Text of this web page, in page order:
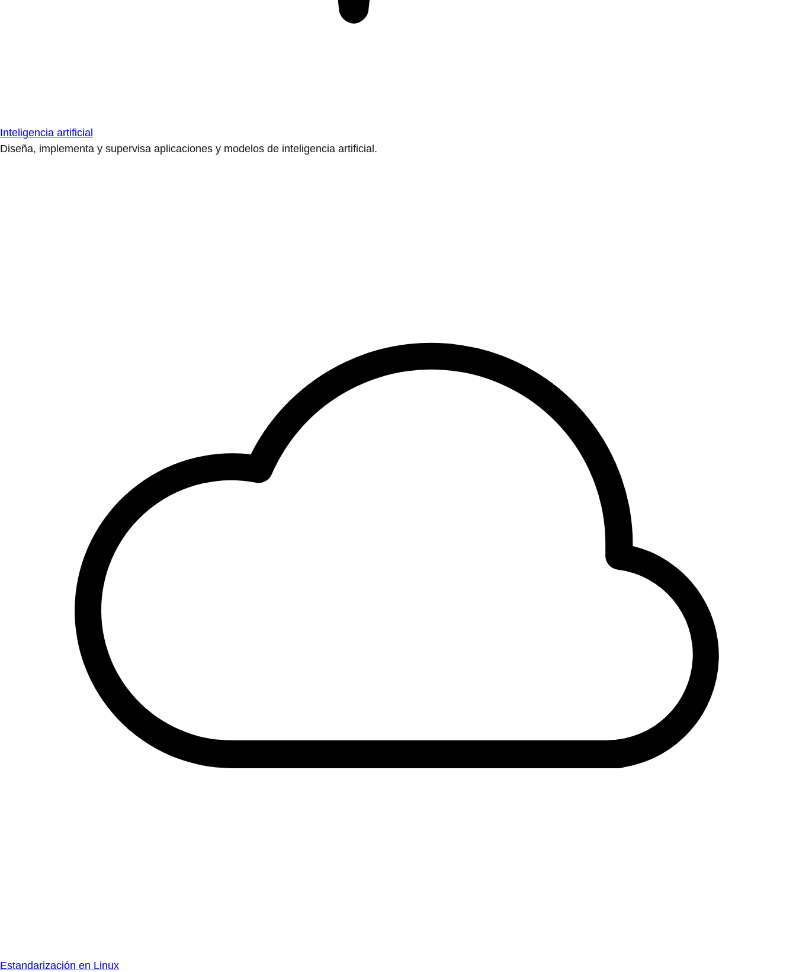
Inteligencia artificial
Diseña, implementa y supervisa aplicaciones y modelos de inteligencia artificial.
Estandarización en Linux